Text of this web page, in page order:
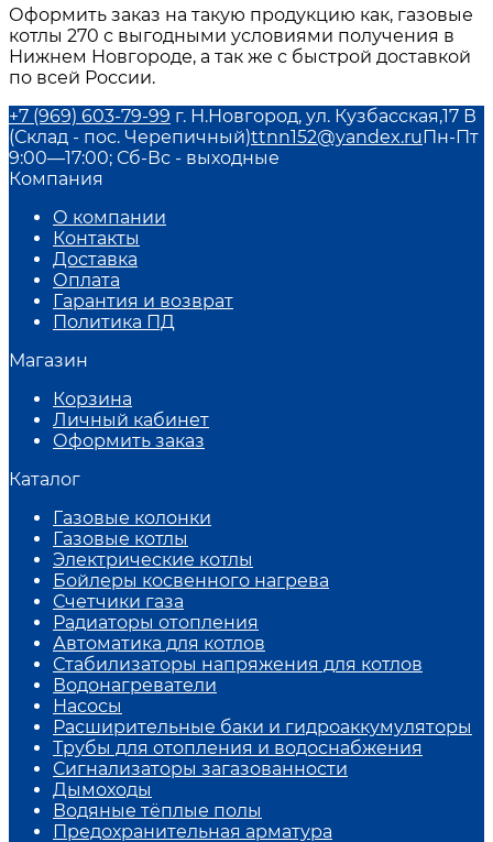
Оформить заказ на такую продукцию как, газовые
котлы 270 с выгодными условиями получения в
Нижнем Новгороде, а так же с быстрой доставкой
по всей России.
+7 (969) 603-79-99 г. Н.Новгород, ул. Кузбасская,17 В
(Склад - пос. Черепичный)ttnn152@yandex.ruПн-Пт
9:00—17:00; Сб-Вс - выходные
Компания
О компании
Контакты
Доставка
Оплата
Гарантия и возврат
Политика ПД
Магазин
Корзина
Личный кабинет
Оформить заказ
Каталог
Газовые колонки
Газовые котлы
Электрические котлы
Бойлеры косвенного нагрева
Счетчики газа
Радиаторы отопления
Автоматика для котлов
Стабилизаторы напряжения для котлов
Водонагреватели
Насосы
Расширительные баки и гидроаккумуляторы
Трубы для отопления и водоснабжения
Сигнализаторы загазованности
Дымоходы
Водяные тёплые полы
Предохранительная арматура